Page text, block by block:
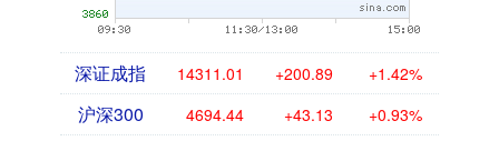
深证成指 14311.01 +200.89 +1.42%
沪深300 4694.44 +43.13 +0.93%